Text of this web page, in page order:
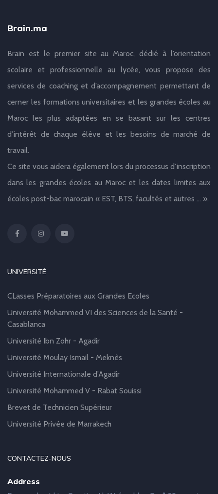
Brain.ma
Brain est le premier site au Maroc, dédié à l’orientation
scolaire et professionnelle au lycée, vous propose des
services de coaching et d’accompagnement permettant de
cerner les formations universitaires et les grandes écoles au
Maroc les plus adaptées en se basant sur les centres
d’intérêt de chaque élève et les besoins de marché de
travail.
Ce site vous aidera également lors du processus d’inscription
dans les grandes écoles au Maroc et les dates limites aux
écoles post-bac marocain « EST, BTS, facultés et autres … ».
UNIVERSITÉ
CLasses Préparatoires aux Grandes Ecoles
Université Mohammed VI des Sciences de la Santé -
Casablanca
Université Ibn Zohr - Agadir
Université Moulay Ismail - Meknès
Université Internationale d'Agadir
Université Mohammed V - Rabat Souissi
Brevet de Technicien Supérieur
Université Privée de Marrakech
CONTACTEZ-NOUS
Address